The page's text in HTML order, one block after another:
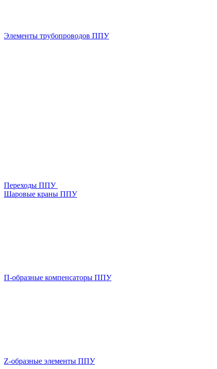
Элементы трубопроводов ППУ
Переходы ППУ
Шаровые краны ППУ
П-образные компенсаторы ППУ
Z-образные элементы ППУ